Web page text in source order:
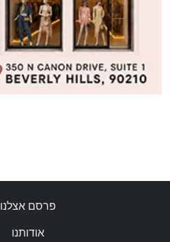
פרסם אצלנו
אודותנו